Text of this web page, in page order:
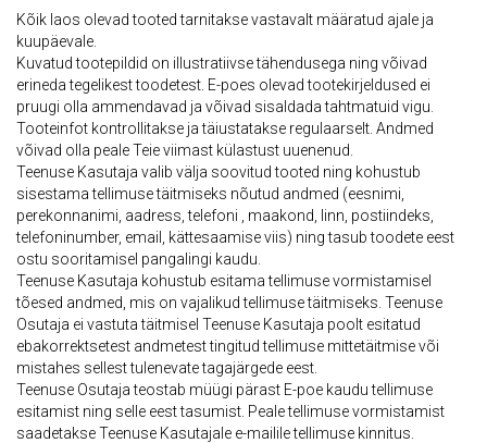
Kõik laos olevad tooted tarnitakse vastavalt määratud ajale ja
kuupäevale.
Kuvatud tootepildid on illustratiivse tähendusega ning võivad
erineda tegelikest toodetest. E-poes olevad tootekirjeldused ei
pruugi olla ammendavad ja võivad sisaldada tahtmatuid vigu.
Tooteinfot kontrollitakse ja täiustatakse regulaarselt. Andmed
võivad olla peale Teie viimast külastust uuenenud.
Teenuse Kasutaja valib välja soovitud tooted ning kohustub
sisestama tellimuse täitmiseks nõutud andmed (eesnimi,
perekonnanimi, aadress, telefoni , maakond, linn, postiindeks,
telefoninumber, email, kättesaamise viis) ning tasub toodete eest
ostu sooritamisel pangalingi kaudu.
Teenuse Kasutaja kohustub esitama tellimuse vormistamisel
tõesed andmed, mis on vajalikud tellimuse täitmiseks. Teenuse
Osutaja ei vastuta täitmisel Teenuse Kasutaja poolt esitatud
ebakorrektsetest andmetest tingitud tellimuse mittetäitmise või
mistahes sellest tulenevate tagajärgede eest.
Teenuse Osutaja teostab müügi pärast E-poe kaudu tellimuse
esitamist ning selle eest tasumist. Peale tellimuse vormistamist
saadetakse Teenuse Kasutajale e-mailile tellimuse kinnitus.